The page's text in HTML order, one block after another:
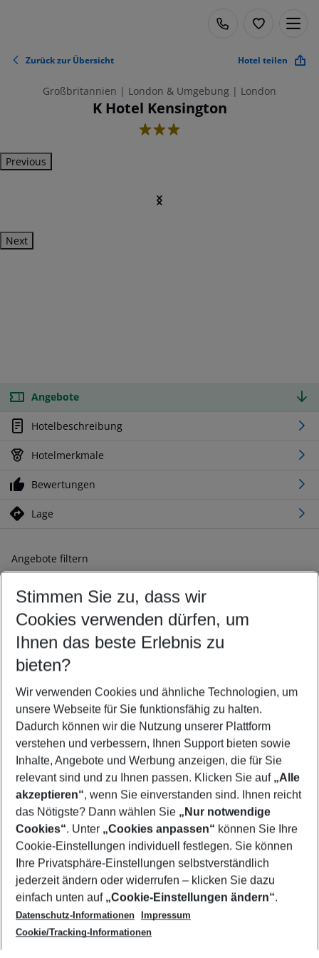
Zurück zur Übersicht Hotel teilen
Großbritannien | London & Umgebung | London
K Hotel Kensington
3
Previous
Next
Angebote
Hotelbeschreibung
Hotelmerkmale
Bewertungen
Lage
Angebote filtern
Ändern Sie Ihre Kriterien nach Ihren Wünschen
Abflughafen wählen
Beliebiger Abflughafen
Reisezeitraum wählen
11.08.26– 09.08.27 5-8 Nächte
2 Erwachsene Keine Kinder
Mehr Filter anzeigen
Footer
Footer navigation
Über uns
AGB
Cookie-Einstellungen ändern
Cookie-Richtlinie
Datenschutz
Service & Hilfe
Barrierefreies Reisen
Check-in
Folgen Sie uns
Stimmen Sie zu, dass wir
Cookies verwenden dürfen, um
Ihnen das beste Erlebnis zu
bieten?
Wir verwenden Cookies und ähnliche Technologien, um
unsere Webseite für Sie funktionsfähig zu halten.
Dadurch können wir die Nutzung unserer Plattform
verstehen und verbessern, Ihnen Support bieten sowie
Inhalte, Angebote und Werbung anzeigen, die für Sie
relevant sind und zu Ihnen passen. Klicken Sie auf „Alle
akzeptieren“, wenn Sie einverstanden sind. Ihnen reicht
das Nötigste? Dann wählen Sie „Nur notwendige
Cookies“. Unter „Cookies anpassen“ können Sie Ihre
Cookie-Einstellungen individuell festlegen. Sie können
Ihre Privatsphäre-Einstellungen selbstverständlich
jederzeit ändern oder widerrufen – klicken Sie dazu
einfach unten auf „Cookie-Einstellungen ändern“.
Datenschutz-Informationen
Impressum
Cookie/Tracking-Informationen